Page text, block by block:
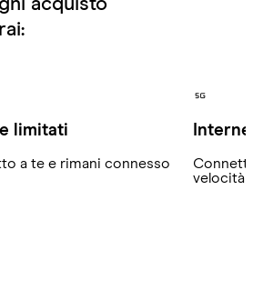
acquisto
limitati
a te e rimani connesso
velocità